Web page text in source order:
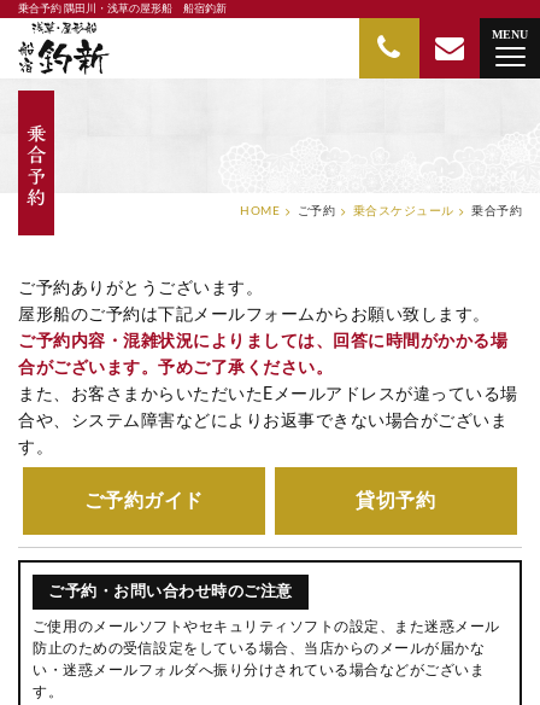
乗合予約 隅田川・浅草の屋形船 船宿釣新
MENU
隅田川・浅草の屋形船 船宿釣新
HOME ご予約 乗合スケジュール 乗合予約
ご予約ありがとうございます。
屋形船のご予約は下記メールフォームからお願い致します。
ご予約内容・混雑状況によりましては、回答に時間がかかる場
合がございます。予めご了承ください。
また、お客さまからいただいたEメールアドレスが違っている場
合や、システム障害などによりお返事できない場合がございま
す。
ご予約ガイド 貸切予約
ご予約・お問い合わせ時のご注意
ご使用のメールソフトやセキュリティソフトの設定、また迷惑メール
防止のための受信設定をしている場合、当店からのメールが届かな
い・迷惑メールフォルダへ振り分けされている場合などがございま
す。